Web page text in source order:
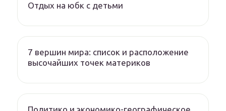
Отдых на юбк с детьми
7 вершин мира: список и расположение
высочайших точек материков